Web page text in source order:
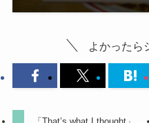
英語 in NY 日常会話
この記事
フォ
Follow